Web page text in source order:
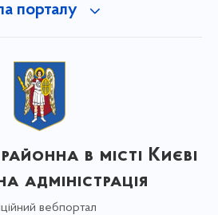
порталу
в місті Києві
адміністрація
вебпортал